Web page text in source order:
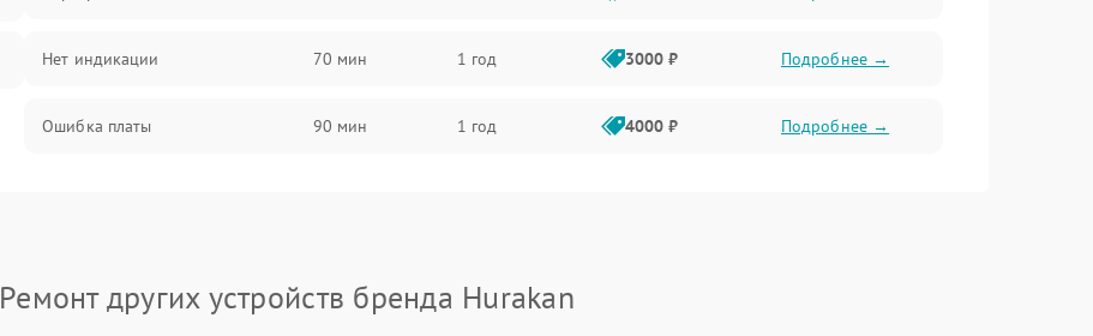
Нет индикации 70 мин 1 год 3000 ₽ Подробнее →
Ошибка платы 90 мин 1 год 4000 ₽ Подробнее →
Ремонт других устройств бренда Hurakan